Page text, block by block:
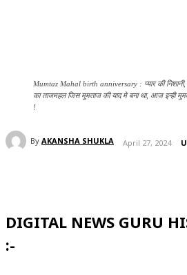
Mumtaz Mahal birth anniversary : प्यार की
का ताजमहल जिस मुमताज की याद मे बना था, आज इन्ही
!
By AKANSHA SHUKLA April 27, 2024
DIGITAL NEWS GURU
:-